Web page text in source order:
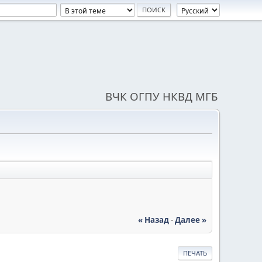
ВЧК ОГПУ НКВД МГБ
« Назад-Далее »
ПЕЧАТЬ